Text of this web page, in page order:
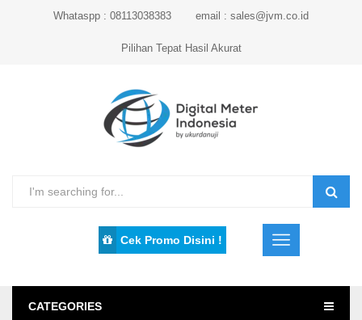
Whataspp : 08113038383 email : sales@jvm.co.id
Pilihan Tepat Hasil Akurat
Cek Promo Disini !
CATEGORIES